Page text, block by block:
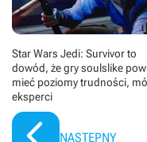
Star Wars Jedi: Survivor to
dowód, że gry soulslike
mieć poziomy trudności,
eksperci
NASTĘPNY